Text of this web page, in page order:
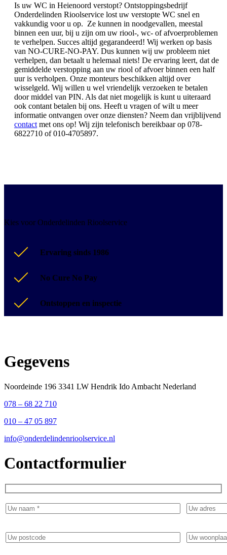
Is uw WC in Heienoord verstopt? Ontstoppingsbedrijf
Onderdelinden Rioolservice lost uw verstopte WC snel en
vakkundig voor u op. Ze kunnen in noodgevallen, meestal
binnen een uur, bij u zijn om uw riool-, wc- of afvoerproblemen
te verhelpen. Succes altijd gegarandeerd! Wij werken op basis
van NO-CURE-NO-PAY. Dus kunnen wij uw probleem niet
verhelpen, dan betaalt u helemaal niets! De ervaring leert, dat de
gemiddelde verstopping aan uw riool of afvoer binnen een half
uur is verholpen. Onze monteurs beschikken altijd over
wisselgeld. Wij willen u wel vriendelijk verzoeken te betalen
door middel van PIN. Als dat niet mogelijk is kunt u uiteraard
ook contant betalen bij ons. Heeft u vragen of wilt u meer
informatie ontvangen over onze diensten? Neem dan vrijblijvend
contact met ons op! Wij zijn telefonisch bereikbaar op 078-
6822710 of 010-4705897.
Kies voor Onderdelinden Rioolservice
Ervaring sinds 1986
No Cure No Pay
Ontstoppen en inspectie
Gegevens
Noordeinde 196 3341 LW Hendrik Ido Ambacht Nederland
078 – 68 22 710
010 – 47 05 897
info@onderdelindenrioolservice.nl
Contactformulier